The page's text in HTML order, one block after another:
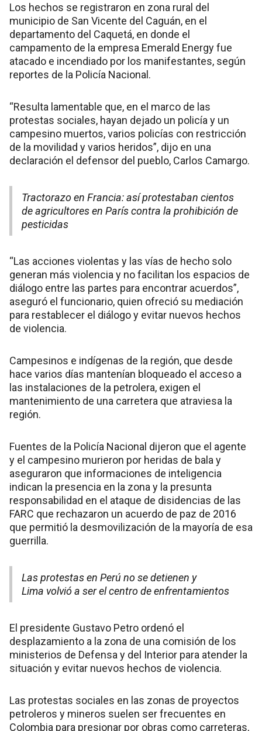
Los hechos se registraron en zona rural del
municipio de San Vicente del Caguán, en el
departamento del Caquetá, en donde el
campamento de la empresa Emerald Energy fue
atacado e incendiado por los manifestantes, según
reportes de la Policía Nacional.
“Resulta lamentable que, en el marco de las
protestas sociales, hayan dejado un policía y un
campesino muertos, varios policías con restricción
de la movilidad y varios heridos”, dijo en una
declaración el defensor del pueblo, Carlos Camargo.
Tractorazo en Francia: así protestaban cientos
de agricultores en París contra la prohibición de
pesticidas
“Las acciones violentas y las vías de hecho solo
generan más violencia y no facilitan los espacios de
diálogo entre las partes para encontrar acuerdos”,
aseguró el funcionario, quien ofreció su mediación
para restablecer el diálogo y evitar nuevos hechos
de violencia.
Campesinos e indígenas de la región, que desde
hace varios días mantenían bloqueado el acceso a
las instalaciones de la petrolera, exigen el
mantenimiento de una carretera que atraviesa la
región.
Fuentes de la Policía Nacional dijeron que el agente
y el campesino murieron por heridas de bala y
aseguraron que informaciones de inteligencia
indican la presencia en la zona y la presunta
responsabilidad en el ataque de disidencias de las
FARC que rechazaron un acuerdo de paz de 2016
que permitió la desmovilización de la mayoría de esa
guerrilla.
Las protestas en Perú no se detienen y
Lima volvió a ser el centro de enfrentamientos
El presidente Gustavo Petro ordenó el
desplazamiento a la zona de una comisión de los
ministerios de Defensa y del Interior para atender la
situación y evitar nuevos hechos de violencia.
Las protestas sociales en las zonas de proyectos
petroleros y mineros suelen ser frecuentes en
Colombia para presionar por obras como carreteras,